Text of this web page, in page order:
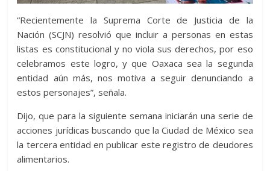
“Recientemente la Suprema Corte de Justicia de la
Nación (SCJN) resolvió que incluir a personas en estas
listas es constitucional y no viola sus derechos, por eso
celebramos este logro, y que Oaxaca sea la segunda
entidad aún más, nos motiva a seguir denunciando a
estos personajes”, señala.
Dijo, que para la siguiente semana iniciarán una serie de
acciones jurídicas buscando que la Ciudad de México sea
la tercera entidad en publicar este registro de deudores
alimentarios.